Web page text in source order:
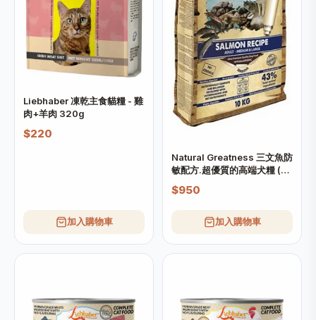
Liebhaber 凍乾主食貓糧 - 雞
肉+羊肉 320g
$220
加入購物車
Natural Greatness 三文魚防
敏配方.超優質的高端犬糧 (大
粒) 10kg
$950
加入購物車